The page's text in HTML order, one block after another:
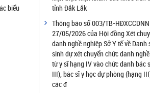
biểu
Công bố đủ điều kiện cung cấp
côn trùng, diệt khuẩn bằng chế
Công bố cơ sở đủ điều kiện quan
trường lao động
Công bố hồ sơ về trang thiết bị y
Công bố cơ sở đủ điều kiện tiêm
Cơ sở Massage đủ điều kiện hoạt
tỉnh Đắk Lắk
Thông báo số 003/TB-
27/05/2026 của Hội đồng Xét
danh nghề nghiệp Sở Y tế về Danh
sinh dự xét chuyển chức danh
từ y sĩ hạng IV vào chức danh bác
III), bác sĩ y học dự phòng (hạng
các đ